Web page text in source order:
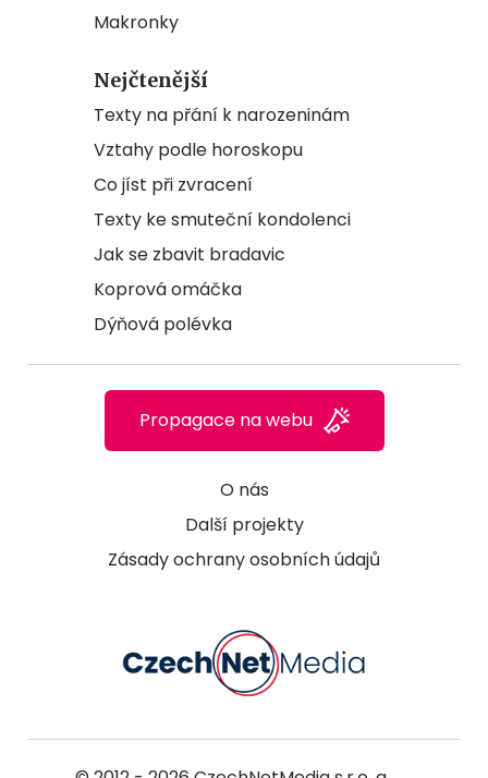
Makronky
Nejčtenější
Texty na přání k narozeninám
Vztahy podle horoskopu
Co jíst při zvracení
Texty ke smuteční kondolenci
Jak se zbavit bradavic
Koprová omáčka
Dýňová polévka
O nás
Další projekty
Zásady ochrany osobních údajů
Propagace na webu